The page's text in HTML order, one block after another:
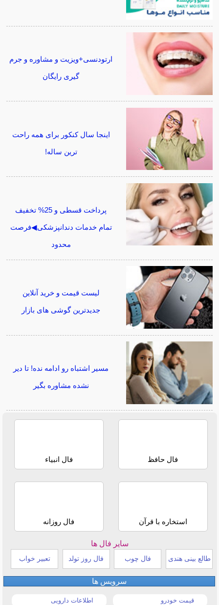
ارتودنسی+ویزیت و مشاوره و جرم
گیری رایگان
اینجا سال کنکور برای همه راحت
ترین ساله!
پرداخت قسطی و 25% تخفیف
تمام خدمات دندانپزشکی◀فرصت
محدود
لیست قیمت و خرید آنلاین
جدیدترین گوشی های بازار
مسیر اشتباه رو ادامه نده! تا دیر
نشده مشاوره بگیر
فال حافظ فال انبیاء
استخاره با قرآن فال روزانه
سایر فال ها
طالع بینی هندی فال چوب فال روز تولد تعبیر خواب
سرویس ها
قیمت خودرو اطلاعات دارویی